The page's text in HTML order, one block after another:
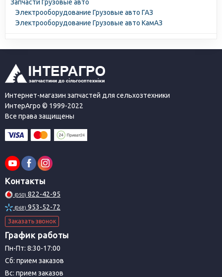
Запчасти Грузовые авто
Электрооборудование Грузовые авто ГАЗ
Электрооборудование Грузовые авто КамАЗ
Интернет-магазин запчастей для сельхозтехники
ИнтерАгро © 1999-2022
Все права защищены
Контакты
(050) 822-42-95
(068) 953-52-72
Заказать звонок
График работы
Пн-Пт: 8:30-17:00
Сб: прием заказов
Вс: прием заказов